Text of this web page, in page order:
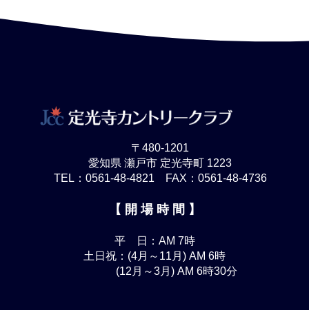
〒480-1201
愛知県 瀬戸市 定光寺町 1223
TEL：0561-48-4821 FAX：0561-48-4736
【 開 場 時 間 】
平 日：AM 7時
土日祝：(4月～11月) AM 6時
(12月～3月) AM 6時30分